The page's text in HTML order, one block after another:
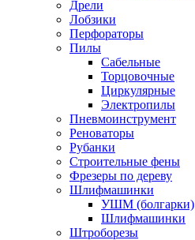
Дрели
Лобзики
Перфораторы
Пилы
Сабельные
Торцовочные
Циркулярные
Электропилы
Пневмоинструмент
Реноваторы
Рубанки
Строительные фены
Фрезеры по дереву
Шлифмашинки
УШМ (болгарки)
Шлифмашинки
Штроборезы